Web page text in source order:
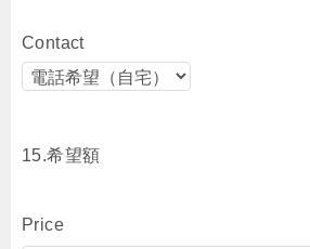
Contact
15.希望額
Price